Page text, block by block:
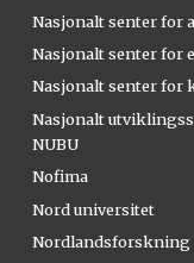
Nasjonalt senter for
Nasjonalt senter for
Nasjonalt senter for
Nasjonalt
NUBU
Nofima
Nord universitet
Nordlandsforskning